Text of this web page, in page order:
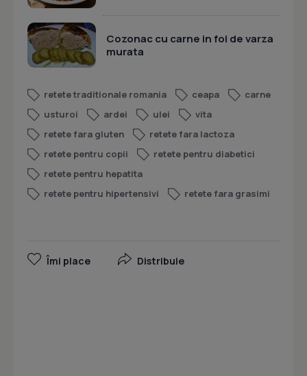
Cozonac cu carne in foi de varza
murata
retete traditionale romania ceapa
carne
usturoi
ardei ulei
vita
retete fara gluten
retete fara lactoza
retete pentru copii
retete pentru diabetici
retete pentru hepatita
retete pentru hipertensivi
retete fara grasimi
Îmi place Distribuie